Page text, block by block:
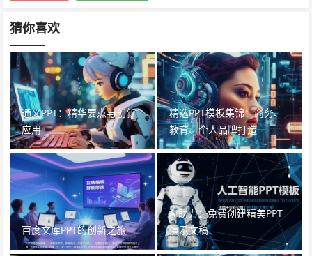
猜你喜欢
通义PPT：精华要点与创新
应用
精选PPT模板集锦：商务、
教育、个人品牌打造
百度文库PPT的创新之旅
AI助力：免费创建精美PPT
演示文稿